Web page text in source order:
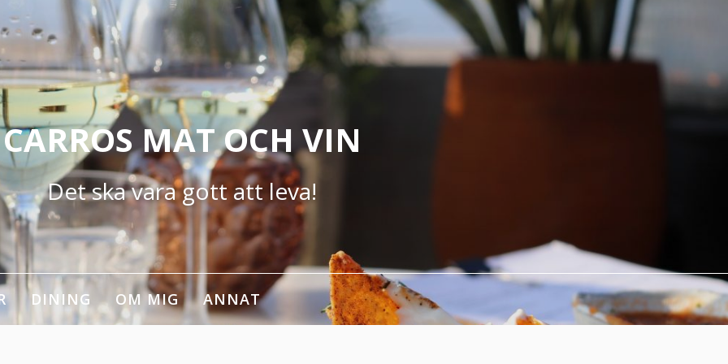
CARROS MAT OCH VIN
Det ska vara gott att leva!
DINING OM MIG ANNAT